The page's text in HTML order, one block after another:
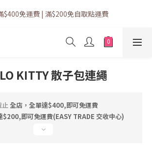
為3至5個工作天 (星期六、日及公眾假期並非
工作天)
$400免運費 | 滿$200免自取點運費
載全新會員APP享有專屬會員禮遇
工作天)
KITTY 散子包連繩
止全店，全單達$400,即可免運費
$200,即可免運費(EASY TRADE 交收中心)